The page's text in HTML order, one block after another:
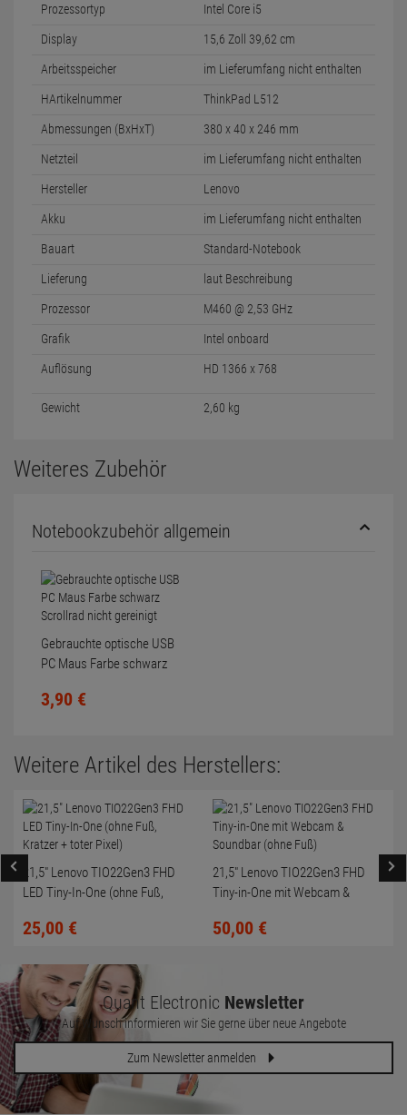
Prozessortyp Intel Core i5
Display 15,6 Zoll 39,62 cm
Arbeitsspeicher im Lieferumfang nicht enthalten
HArtikelnummer ThinkPad L512
Abmessungen (BxHxT) 380 x 40 x 246 mm
Netzteil im Lieferumfang nicht enthalten
Hersteller Lenovo
Akku im Lieferumfang nicht enthalten
Bauart Standard-Notebook
Lieferung laut Beschreibung
Prozessor M460 @ 2,53 GHz
Grafik Intel onboard
Auflösung HD 1366 x 768
Gewicht 2,60 kg
Weiteres Zubehör
Notebookzubehör allgemein
Gebrauchte optische USB
PC Maus Farbe schwarz
3,90 €
Weitere Artikel des Herstellers:
21,5" Lenovo TIO22Gen3 FHD
LED Tiny-In-One (ohne Fuß,
25,00 €
21,5" Lenovo TIO22Gen3 FHD
Tiny-in-One mit Webcam &
50,00 €
Quant Electronic Newsletter
Auf Wunsch informieren wir Sie gerne über neue Angebote
Zum Newsletter anmelden